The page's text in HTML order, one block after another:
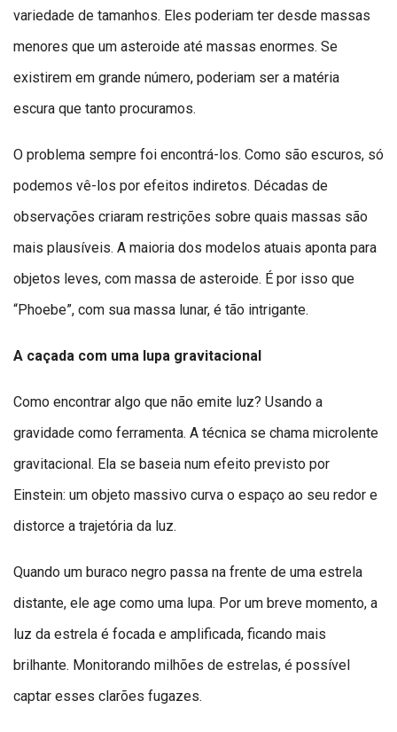
variedade de tamanhos. Eles poderiam ter desde massas
menores que um asteroide até massas enormes. Se
existirem em grande número, poderiam ser a matéria
escura que tanto procuramos.
O problema sempre foi encontrá-los. Como são escuros, só
podemos vê-los por efeitos indiretos. Décadas de
observações criaram restrições sobre quais massas são
mais plausíveis. A maioria dos modelos atuais aponta para
objetos leves, com massa de asteroide. É por isso que
“Phoebe”, com sua massa lunar, é tão intrigante.
A caçada com uma lupa gravitacional
Como encontrar algo que não emite luz? Usando a
gravidade como ferramenta. A técnica se chama microlente
gravitacional. Ela se baseia num efeito previsto por
Einstein: um objeto massivo curva o espaço ao seu redor e
distorce a trajetória da luz.
Quando um buraco negro passa na frente de uma estrela
distante, ele age como uma lupa. Por um breve momento, a
luz da estrela é focada e amplificada, ficando mais
brilhante. Monitorando milhões de estrelas, é possível
captar esses clarões fugazes.